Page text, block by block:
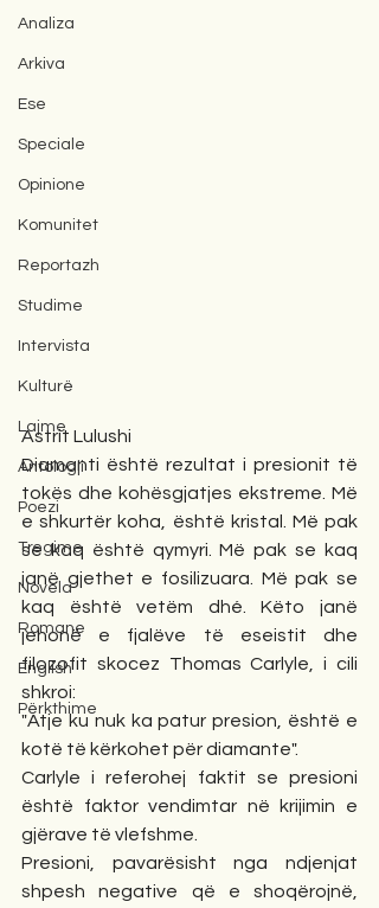
Analiza
Arkiva
Ese
Speciale
Opinione
Komunitet
Reportazh
Studime
Intervista
Kulturë
Lajme
Antologji
Poezi
Tregime
Novela
Romane
English
Përkthime
Astrit Lulushi
Diamanti është rezultat i presionit të
tokës dhe kohësgjatjes ekstreme. Më
e shkurtër koha, është kristal. Më pak
se kaq është qymyri. Më pak se kaq
janë gjethet e fosilizuara. Më pak se
kaq është vetëm dhé. Këto janë
jehonë e fjalëve të eseistit dhe
filozofit skocez Thomas Carlyle, i cili
shkroi:
"Atje ku nuk ka patur presion, është e
kotë të kërkohet për diamante".
Carlyle i referohej faktit se presioni
është faktor vendimtar në krijimin e
gjërave të vlefshme.
Presioni, pavarësisht nga ndjenjat
shpesh negative që e shoqërojnë,